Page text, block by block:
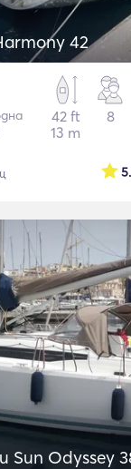
42
42 ft
13 m
8
Sun Odyssey